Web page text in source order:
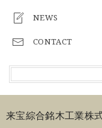
NEWS
CONTACT
来宝綜合銘木工業株